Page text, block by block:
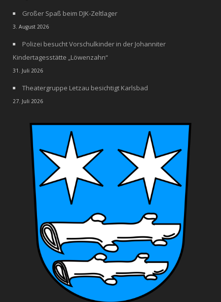
Großer Spaß beim DJK-Zeltlager
3. August 2026
Polizei besucht Vorschulkinder in der Johanniter
Kindertagesstätte „Löwenzahn“
31. Juli 2026
Theatergruppe Letzau besichtigt Karlsbad
27. Juli 2026